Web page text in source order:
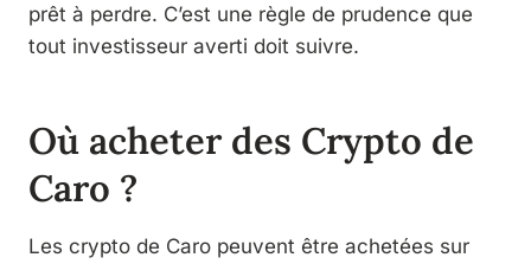
prêt à perdre. C’est une règle de prudence que
tout investisseur averti doit suivre.
Où acheter des Crypto de
Caro ?
Les crypto de Caro peuvent être achetées sur